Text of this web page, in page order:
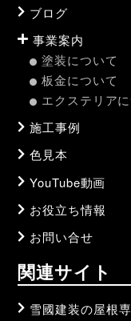
ブログ
事業案内
塗装について
板金について
エクステリア
施工事例
色見本
YouTube動画
お役立ち情報
お問い合せ
関連サイト
雪國建装の屋根